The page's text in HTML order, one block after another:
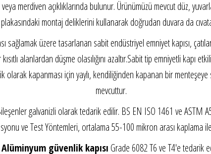
merdiven açıklıklarında bulunur. Ürünümüzü mevcut düz,
montaj deliklerini kullanarak doğrudan duvara da
sağlamak üzere tasarlanan sabit endüstriyel emniyet kapısı,
alanlardan düşme olasılığını azaltır.Sabit tip emniyetli kapı
olarak kapanması için yaylı, kendiliğinden kapanan bir menteşeye
mevcuttur.
galvanizli olarak tedarik edilir. BS EN ISO 1461 ve ASTM
ve Test Yöntemleri, ortalama 55-100 mikron arası kaplama
Alüminyum güvenlik kapısı Grade 6082 T6 ve T4'e tedarik